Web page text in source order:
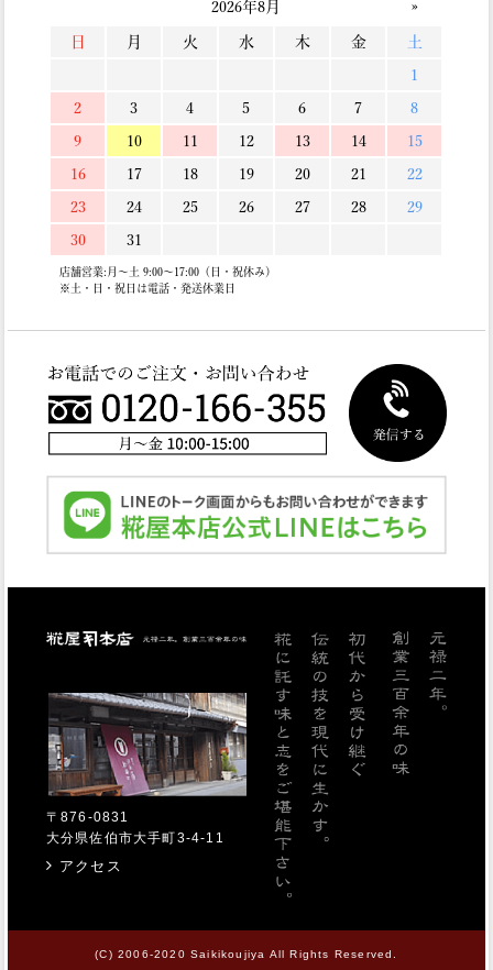
糀屋本店
〒876-0831
大分県佐伯市大手町3-4-11
アクセス
(C) 2006-2020 Saikikoujiya All Rights Reserved.